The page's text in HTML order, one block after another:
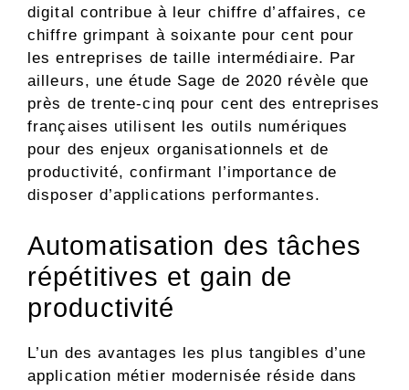
digital contribue à leur chiffre d’affaires, ce
chiffre grimpant à soixante pour cent pour
les entreprises de taille intermédiaire. Par
ailleurs, une étude Sage de 2020 révèle que
près de trente-cinq pour cent des entreprises
françaises utilisent les outils numériques
pour des enjeux organisationnels et de
productivité, confirmant l’importance de
disposer d’applications performantes.
Automatisation des tâches
répétitives et gain de
productivité
L’un des avantages les plus tangibles d’une
application métier modernisée réside dans